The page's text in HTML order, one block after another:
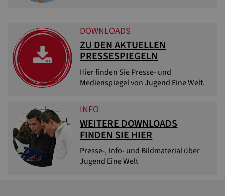
DOWNLOADS
ZU DEN AKTUELLEN
PRESSESPIEGELN
Hier finden Sie Presse- und
Medienspiegel von Jugend Eine Welt.
INFO
WEITERE DOWNLOADS
FINDEN SIE HIER
Presse-, Info- und Bildmaterial über
Jugend Eine Welt